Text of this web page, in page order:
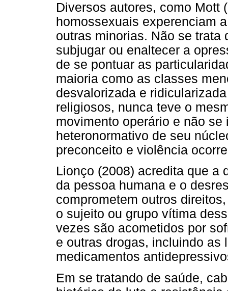
Diversos autores, como Mott
homossexuais experenciam
outras minorias. Não se trata
subjugar ou enaltecer a
de se pontuar as
maioria como as classes
desvalorizada e
religiosos, nunca teve o
movimento operário e não
heteronormativo de seu
preconceito e violência
Lionço (2008) acredita que a
da pessoa humana e o
comprometem outros
o sujeito ou grupo vítima
vezes são acometidos por
e outras drogas, incluindo as
medicamentos
Em se tratando de saúde,